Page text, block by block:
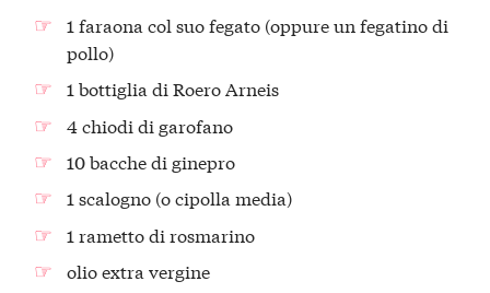
1 faraona col suo fegato (oppure un fegatino di
pollo)
1 bottiglia di Roero Arneis
4 chiodi di garofano
10 bacche di ginepro
1 scalogno (o cipolla media)
1 rametto di rosmarino
olio extra vergine